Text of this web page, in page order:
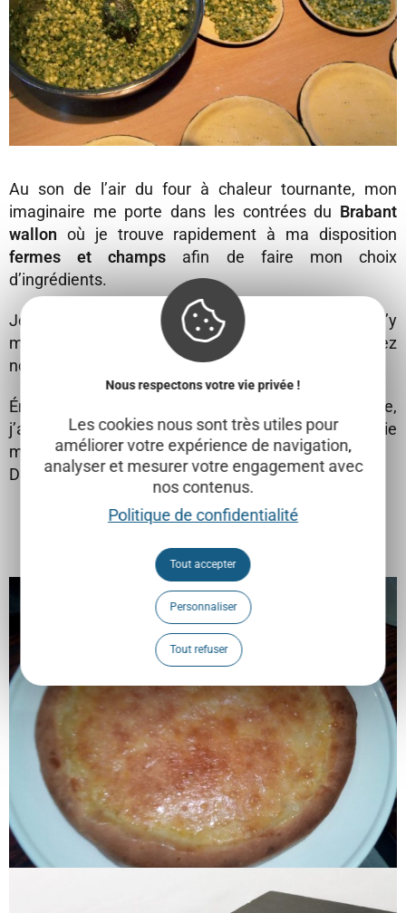
Nous respectons votre vie privée !
Les cookies nous sont très utiles pour
améliorer votre expérience de navigation,
analyser et mesurer votre engagement avec
nos contenus.
Politique de confidentialité
Tout accepter
Personnaliser
Tout refuser
Au son de l’air du four à chaleur tournante, mon
imaginaire me porte dans les contrées du Brabant
wallon où je trouve rapidement à ma disposition
fermes et champs afin de faire mon choix
d’ingrédients.
Je me dirige alors vers la tarte salée… Mais qu’y
mettre ? Pourquoi pas un fromage typique de chez
nous me dit mon esprit de gourmet.
Émergeant de mes rêveries, salive à la bouche,
j’abandonne mon four préchauffé et ma gastronomie
maison.
Direction l’achat d’une tarte salée préparée.
Une tarte fromagère